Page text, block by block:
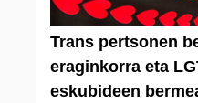
Trans pertsonen
eraginkorra eta
eskubideen